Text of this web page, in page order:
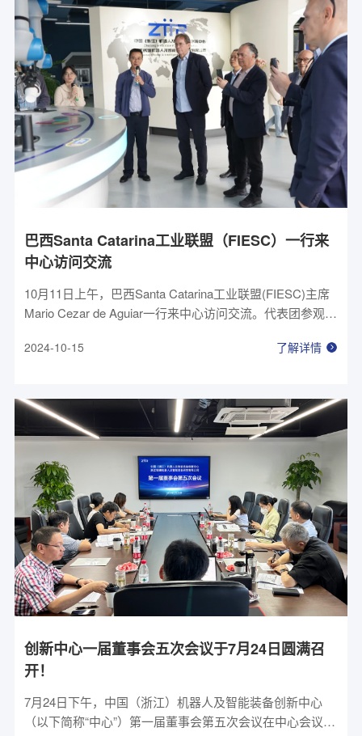
巴西Santa Catarina工业联盟（FIESC）一行来
中心访问交流
10月11日上午，巴西Santa Catarina工业联盟(FIESC)主席
Mario Cezar de Aguiar一行来中心访问交流。代表团参观了
造领域的技术、产品和应用场景等。Mario Cezar de Aguiar
2024-10-15 了解详情
创新中心一届董事会五次会议于7月24日圆满召
开！
7月24日下午，中国（浙江）机器人及智能装备创新中心
（以下简称“中心”）第一届董事会第五次会议在中心会议室